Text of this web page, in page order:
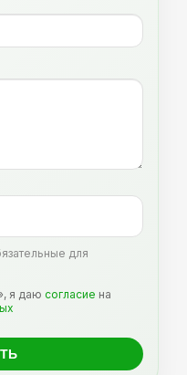
для
я даю согласие на